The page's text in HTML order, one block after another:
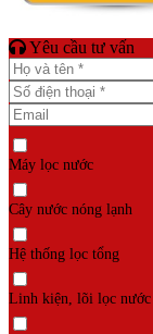
Yêu cầu tư vấn
Máy lọc nước
Cây nước nóng lạnh
Hệ thống lọc tổng
Linh kiện, lõi lọc nước